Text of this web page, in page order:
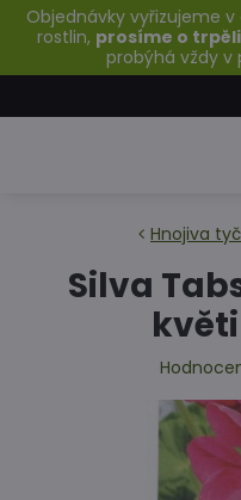
Objednávky vyřizujeme
rostlin, prosíme o
probýhá vždy v
Hnojiva
Silva